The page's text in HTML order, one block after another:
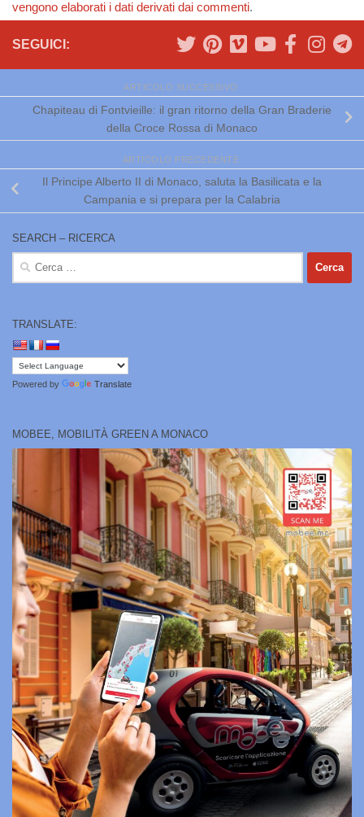
vengono elaborati i dati derivati dai commenti.
SEGUICI:
ARTICOLO SUCCESSIVO
Chapiteau di Fontvieille: il gran ritorno della Gran Braderie
della Croce Rossa di Monaco
ARTICOLO PRECEDENTE
Il Principe Alberto II di Monaco, saluta la Basilicata e la
Campania e si prepara per la Calabria
SEARCH – RICERCA
Ricerca
TRANSLATE:
Powered by Translate
MOBEE, MOBILITÀ GREEN A MONACO